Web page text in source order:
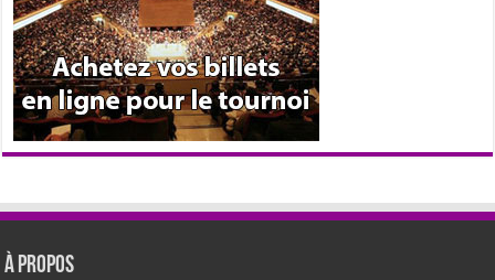
À propos